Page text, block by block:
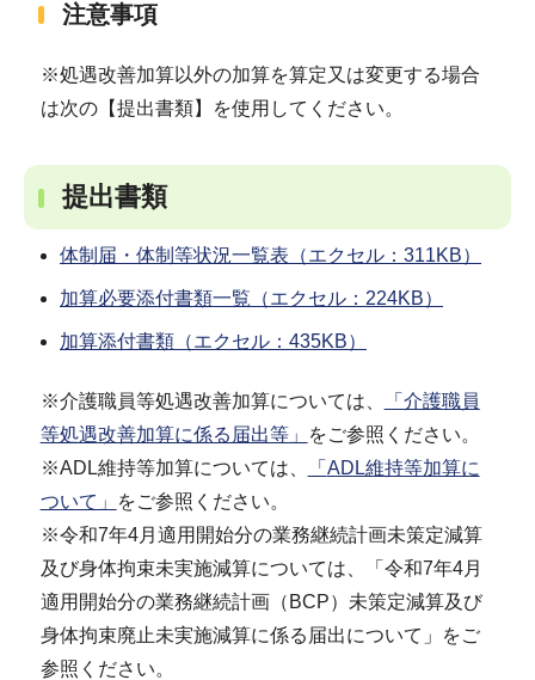
注意事項
※処遇改善加算以外の加算を算定又は変更する場合
は次の【提出書類】を使用してください。
提出書類
体制届・体制等状況一覧表（エクセル：311KB）
加算必要添付書類一覧（エクセル：224KB）
加算添付書類（エクセル：435KB）
※介護職員等処遇改善加算については、
「介護職員
等処遇改善加算に係る届出等」
をご参照ください。
※ADL維持等加算については、
「 ADL維持等加算に
ついて」
をご参照ください。
※令和7年4月適用開始分の業務継続計画未策定減算
及び身体拘束未実施減算については、「令和7年4月
適用開始分の業務継続計画（BCP）未策定減算及び
身体拘束廃止未実施減算に係る届出について」をご
参照ください。